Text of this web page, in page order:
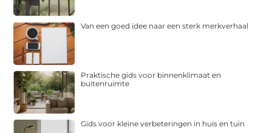
Van een goed idee naar een sterk merkverhaal
Praktische gids voor binnenklimaat en
buitenruimte
Gids voor kleine verbeteringen in huis en tuin